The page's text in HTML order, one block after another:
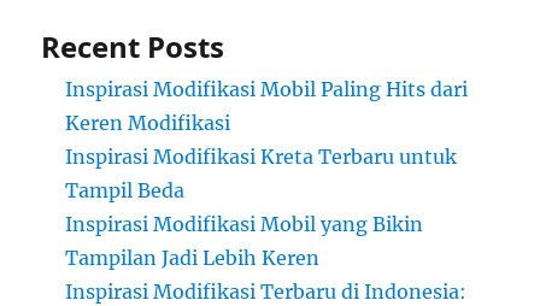
Recent Posts
Inspirasi Modifikasi Mobil Paling Hits dari
Keren Modifikasi
Inspirasi Modifikasi Kreta Terbaru untuk
Tampil Beda
Inspirasi Modifikasi Mobil yang Bikin
Tampilan Jadi Lebih Keren
Inspirasi Modifikasi Terbaru di Indonesia: